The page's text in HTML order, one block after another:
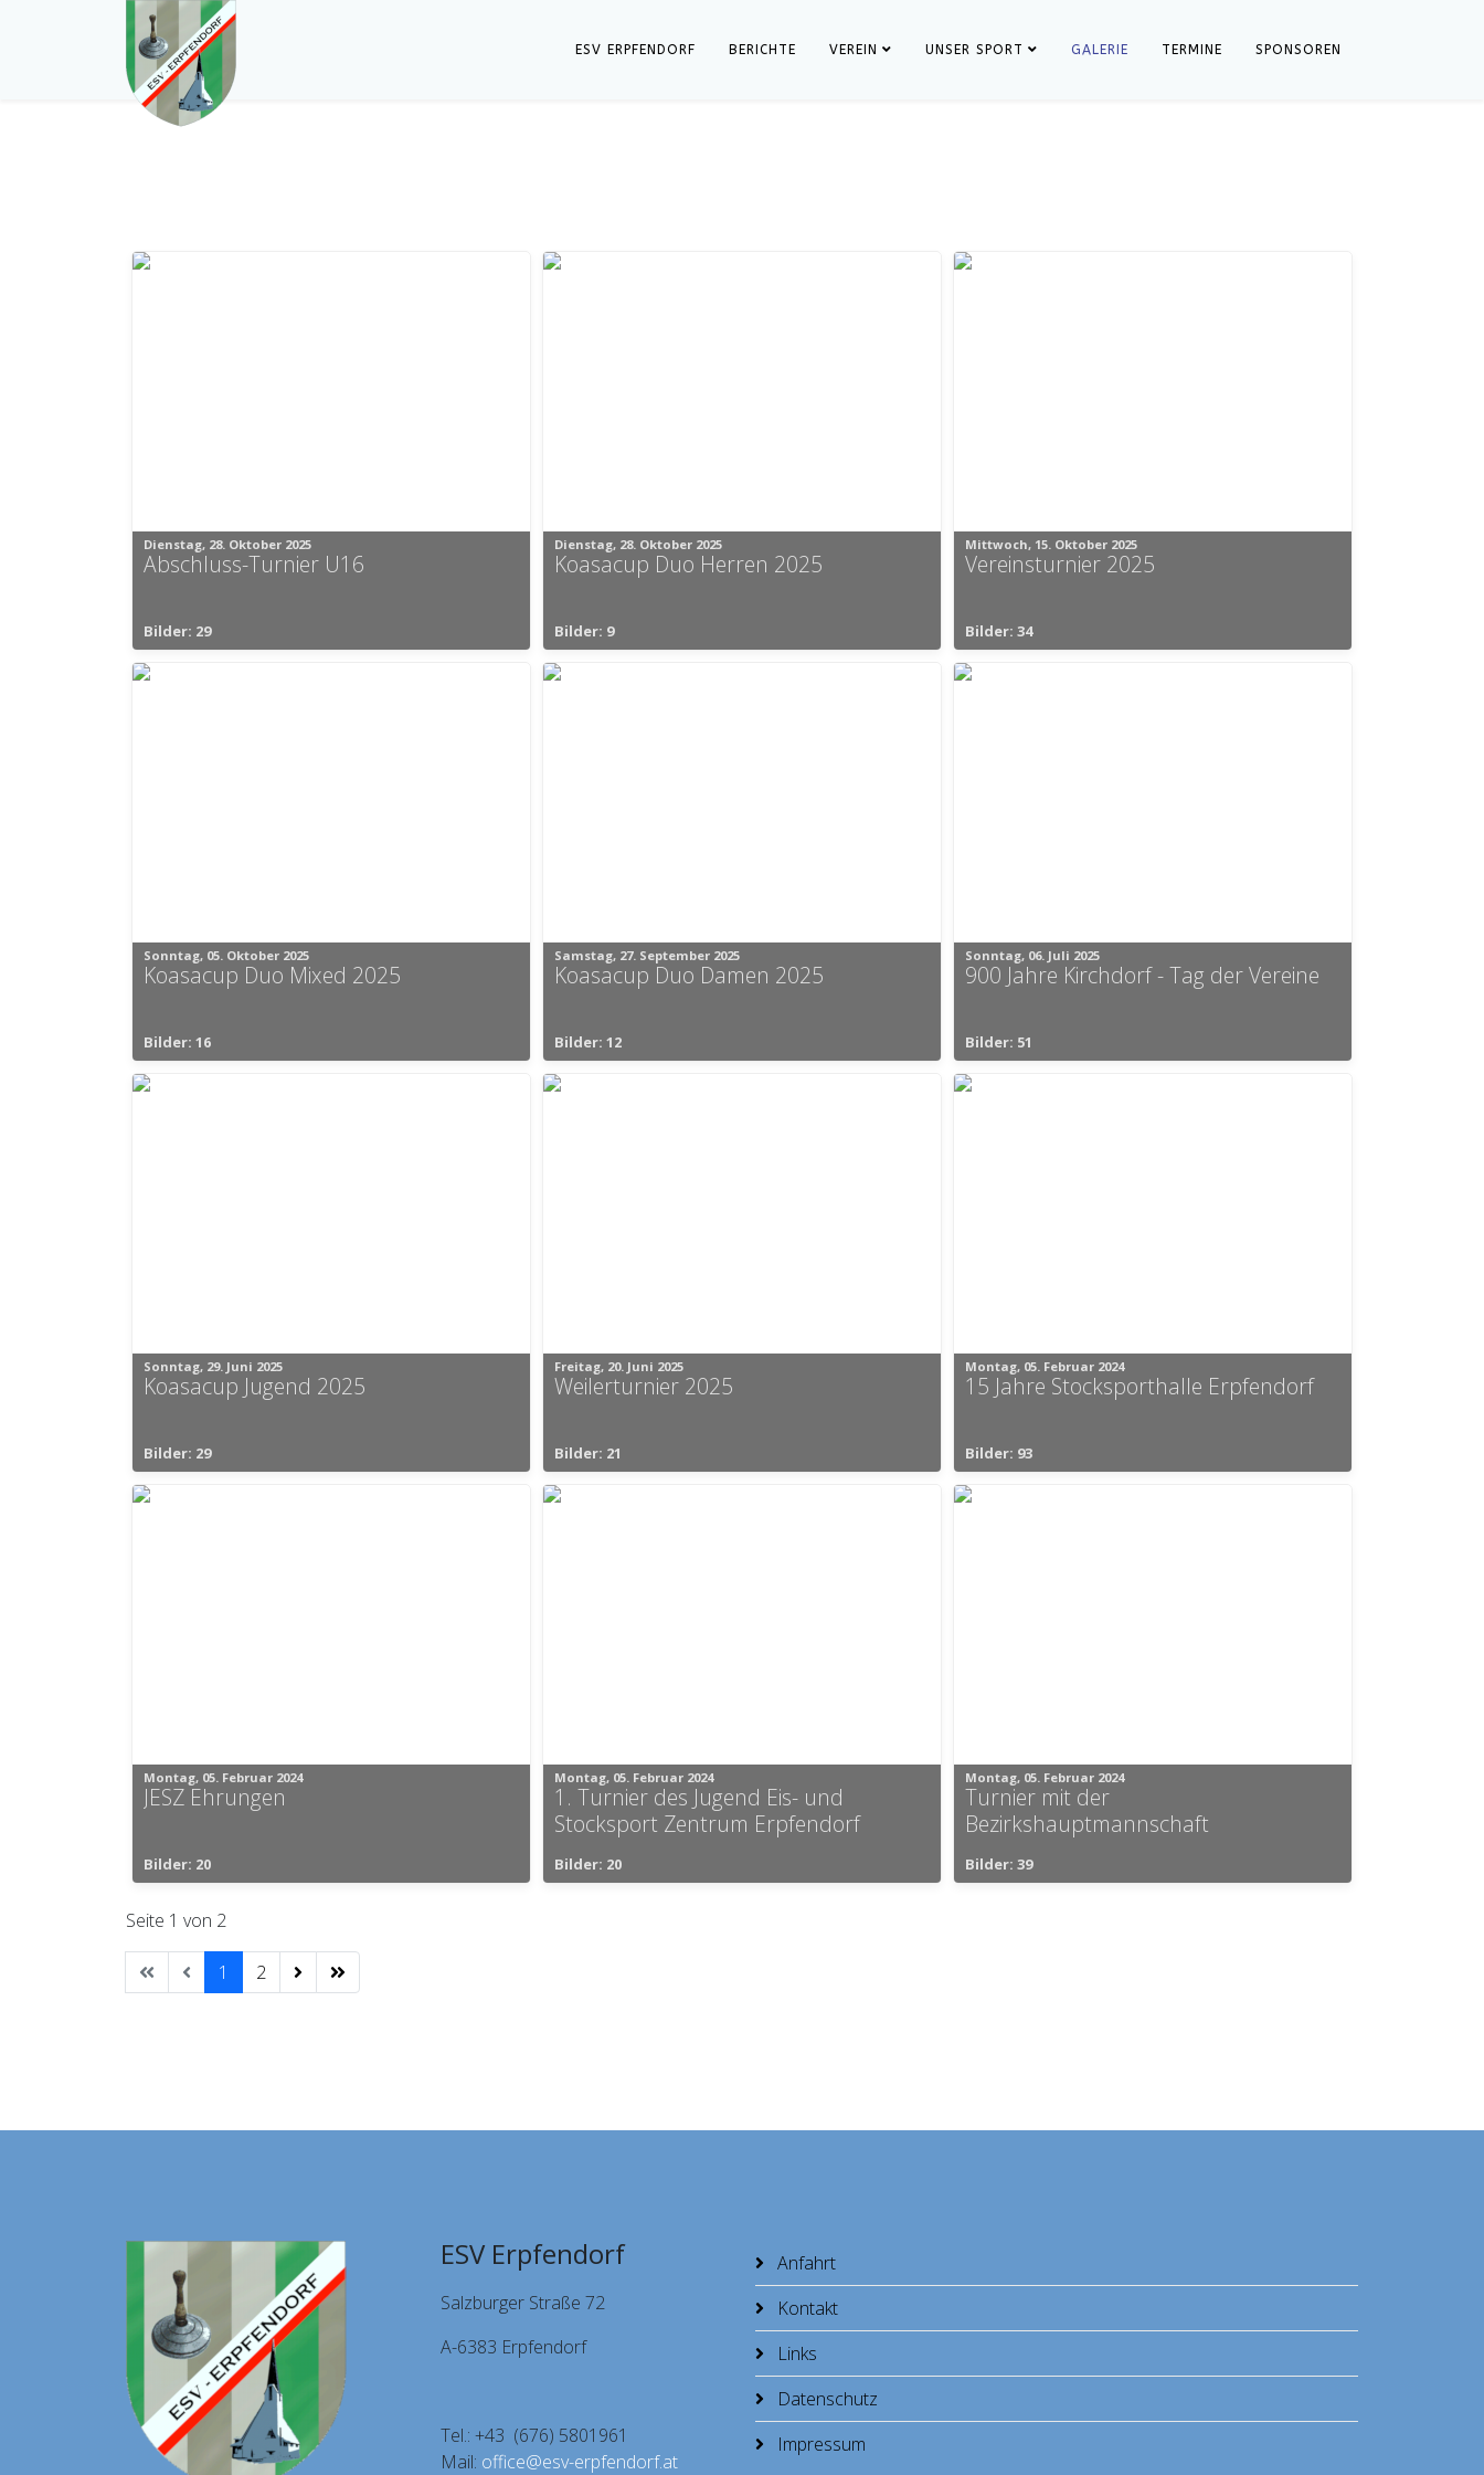
ESV ERPFENDORF BERICHTE VEREIN UNSER SPORT GALERIE TERMINE SPONSOREN
Dienstag, 28. Oktober 2025
Abschluss-Turnier U16
Bilder: 29
Dienstag, 28. Oktober 2025
Koasacup Duo Herren 2025
Bilder: 9
Mittwoch, 15. Oktober 2025
Vereinsturnier 2025
Bilder: 34
Sonntag, 05. Oktober 2025
Koasacup Duo Mixed 2025
Bilder: 16
Samstag, 27. September 2025
Koasacup Duo Damen 2025
Bilder: 12
Sonntag, 06. Juli 2025
900 Jahre Kirchdorf - Tag der Vereine
Bilder: 51
Sonntag, 29. Juni 2025
Koasacup Jugend 2025
Bilder: 29
Freitag, 20. Juni 2025
Weilerturnier 2025
Bilder: 21
Montag, 05. Februar 2024
15 Jahre Stocksporthalle Erpfendorf
Bilder: 93
Montag, 05. Februar 2024
JESZ Ehrungen
Bilder: 20
Montag, 05. Februar 2024
1. Turnier des Jugend Eis- und
Stocksport Zentrum Erpfendorf
Bilder: 20
Montag, 05. Februar 2024
Turnier mit der
Bezirkshauptmannschaft
Bilder: 39
Seite 1 von 2
1 2
ESV Erpfendorf
Salzburger Straße 72
A-6383 Erpfendorf
Tel.: +43 (676) 5801961
Mail: office@esv-erpfendorf.at
Anfahrt
Kontakt
Links
Datenschutz
Impressum